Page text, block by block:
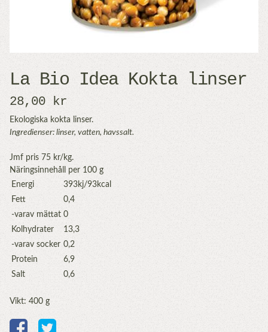
La Bio Idea Kokta linser
28,00 kr
Ekologiska kokta linser.
Ingredienser: linser, vatten, havssalt.
Jmf pris 75 kr/kg.
Näringsinnehåll per 100 g
Energi
393kj/93kcal
Fett
0,4
-varav mättat 0
Kolhydrater
13,3
-varav socker 0,2
Protein
6,9
Salt
0,6
Vikt: 400 g